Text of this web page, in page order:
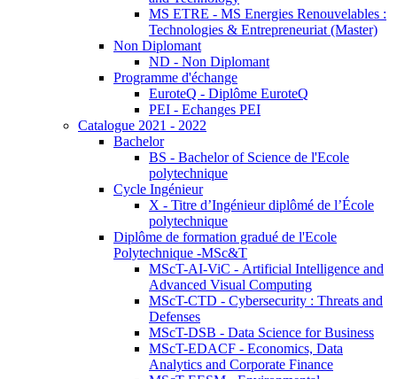
MS ETRE - MS Energies Renouvelables :
Technologies & Entrepreneuriat (Master)
Non Diplomant
ND - Non Diplomant
Programme d'échange
EuroteQ - Diplôme EuroteQ
PEI - Echanges PEI
Catalogue 2021 - 2022
Bachelor
BS - Bachelor of Science de l'Ecole
polytechnique
Cycle Ingénieur
X - Titre d’Ingénieur diplômé de l’École
polytechnique
Diplôme de formation gradué de l'Ecole
Polytechnique -MSc&T
MScT-AI-ViC - Artificial Intelligence and
Advanced Visual Computing
MScT-CTD - Cybersecurity : Threats and
Defenses
MScT-DSB - Data Science for Business
MScT-EDACF - Economics, Data
Analytics and Corporate Finance